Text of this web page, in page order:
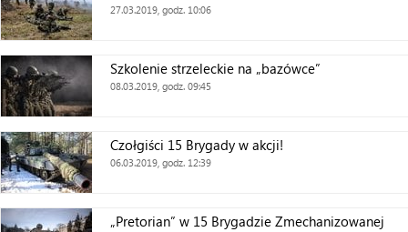
27.03.2019, godz. 10:06
Szkolenie strzeleckie na „bazówce”
08.03.2019, godz. 09:45
Czołgiści 15 Brygady w akcji!
06.03.2019, godz. 12:39
„Pretorian” w 15 Brygadzie Zmechanizowanej